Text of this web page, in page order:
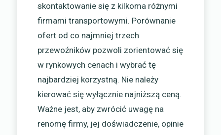
skontaktowanie się z kilkoma różnymi
firmami transportowymi. Porównanie
ofert od co najmniej trzech
przewoźników pozwoli zorientować się
w rynkowych cenach i wybrać tę
najbardziej korzystną. Nie należy
kierować się wyłącznie najniższą ceną.
Ważne jest, aby zwrócić uwagę na
renomę firmy, jej doświadczenie, opinie